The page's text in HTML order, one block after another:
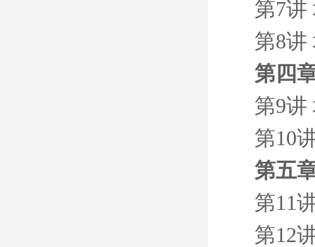
第7讲
第8讲
第四
第9讲
第10
第五
第11
第12